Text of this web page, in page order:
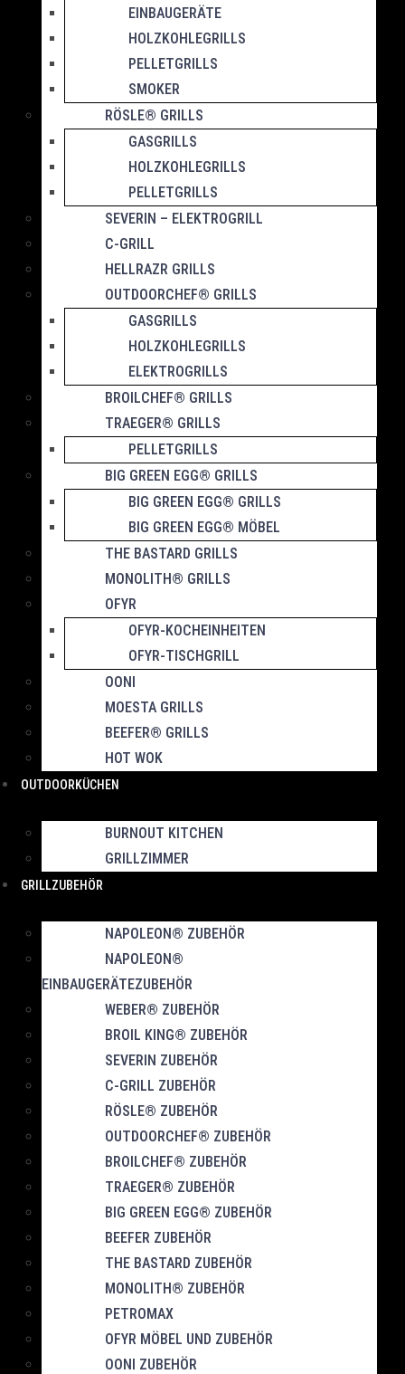
EINBAUGERÄTE
HOLZKOHLEGRILLS
PELLETGRILLS
SMOKER
RÖSLE® GRILLS
GASGRILLS
HOLZKOHLEGRILLS
PELLETGRILLS
SEVERIN – ELEKTROGRILL
C-GRILL
HELLRAZR GRILLS
OUTDOORCHEF® GRILLS
GASGRILLS
HOLZKOHLEGRILLS
ELEKTROGRILLS
BROILCHEF® GRILLS
TRAEGER® GRILLS
PELLETGRILLS
BIG GREEN EGG® GRILLS
BIG GREEN EGG® GRILLS
BIG GREEN EGG® MÖBEL
THE BASTARD GRILLS
MONOLITH® GRILLS
OFYR
OFYR-KOCHEINHEITEN
OFYR-TISCHGRILL
OONI
MOESTA GRILLS
BEEFER® GRILLS
HOT WOK
OUTDOORKÜCHEN
BURNOUT KITCHEN
GRILLZIMMER
GRILLZUBEHÖR
NAPOLEON® ZUBEHÖR
NAPOLEON®
EINBAUGERÄTEZUBEHÖR
WEBER® ZUBEHÖR
BROIL KING® ZUBEHÖR
SEVERIN ZUBEHÖR
C-GRILL ZUBEHÖR
RÖSLE® ZUBEHÖR
OUTDOORCHEF® ZUBEHÖR
BROILCHEF® ZUBEHÖR
TRAEGER® ZUBEHÖR
BIG GREEN EGG® ZUBEHÖR
BEEFER ZUBEHÖR
THE BASTARD ZUBEHÖR
MONOLITH® ZUBEHÖR
PETROMAX
OFYR MÖBEL UND ZUBEHÖR
OONI ZUBEHÖR